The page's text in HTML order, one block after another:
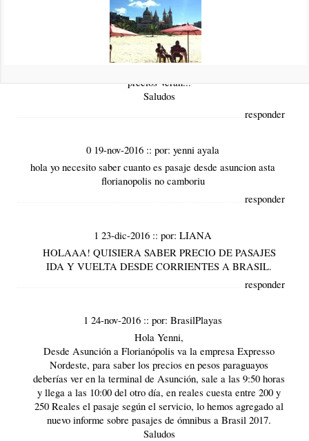
el link para pasajes:
http://www.autoviacao1001.com.br/
También el link, del informe de precios de ómnibus a Brasil
2017:
precios-veran...
Saludos
responder
0 19-nov-2016 ::por:yenni ayala
hola yo necesito saber cuanto es pasaje desde asuncion asta
florianopolis no camboriu
responder
1 23-dic-2016 ::por:LIANA
HOLAAA! QUISIERA SABER PRECIO DE PASAJES
IDA Y VUELTA DESDE CORRIENTES A BRASIL.
responder
1 24-nov-2016 ::por:BrasilPlayas
Hola Yenni,
Desde Asunción a Florianópolis va la empresa Expresso
Nordeste, para saber los precios en pesos paraguayos
deberías ver en la terminal de Asunción, sale a las 9:50 horas
y llega a las 10:00 del otro día, en reales cuesta entre 200 y
250 Reales el pasaje según el servicio, lo hemos agregado al
nuevo informe sobrepasajes de ómnibus a Brasil 2017.
Saludos